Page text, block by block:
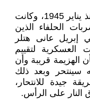
اتخذ هتلر من قبو (الفوهرر) مقرا منذ يناير 1945، وكانت
الحلفاء الذين
عانى هتلر
العسكرية لتقييم
الهزيمة قريبة وأن
سينتحر وبعد ذلك
جيدة للانتحار،
النار على الرأس.